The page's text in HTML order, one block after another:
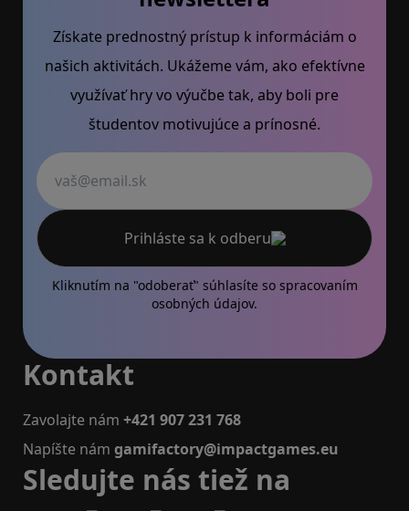
Získate prednostný prístup k informáciám o
našich aktivitách. Ukážeme vám, ako efektívne
využívať hry vo výučbe tak, aby boli pre
študentov motivujúce a prínosné.
Prihláste sa k odberu
Kliknutím na "odoberať" súhlasíte so spracovaním
osobných údajov.
Kontakt
Zavolajte nám +421 907 231 768
Napíšte nám gamifactory@impactgames.eu
Sledujte nás tiež na